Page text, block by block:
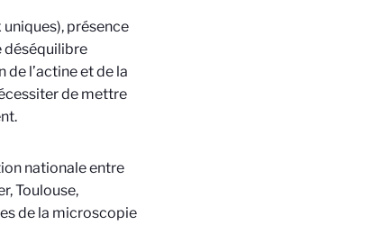
présence
déséquilibre
l’actine et de la
de mettre
nationale entre
Toulouse,
de la microscopie